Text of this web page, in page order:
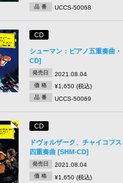
品 番 UCCS-50068
CD
シューマン：ピアノ五重奏曲
CD]
発売日 2021.08.04
価 格 ¥1,650 (税込)
品 番 UCCS-50069
CD
ドヴォルザーク、チャイコフ
四重奏曲 [SHM-CD]
発売日 2021.08.04
価 格 ¥1,650 (税込)